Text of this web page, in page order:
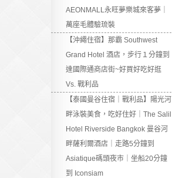
AEONMALL永旺夢樂城來客夢｜
萬座毛體驗琉裝
【沖繩住宿】那霸 Southwest
Grand Hotel 酒店，步行１分鐘到
達國際通商店街~好買好吃好逛
Vs. 戰利品
【泰國曼谷住宿｜戰利品】陽光河
畔泳裝美食，吃好住好｜The Salil
Hotel Riverside Bangkok 曼谷河
畔薩利爾酒店｜走路5分鐘到
Asiatique碼頭夜市｜坐船20分鐘
到 Iconsiam